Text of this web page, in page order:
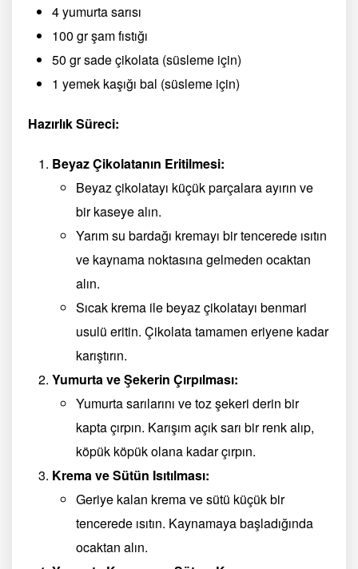
4 yumurta sarısı
100 gr şam fıstığı
50 gr sade çikolata (süsleme için)
1 yemek kaşığı bal (süsleme için)
Hazırlık Süreci:
Beyaz Çikolatanın Eritilmesi:
Beyaz çikolatayı küçük parçalara ayırın ve
bir kaseye alın.
Yarım su bardağı kremayı bir tencerede ısıtın
ve kaynama noktasına gelmeden ocaktan
alın.
Sıcak krema ile beyaz çikolatayı benmari
usulü eritin. Çikolata tamamen eriyene kadar
karıştırın.
Yumurta ve Şekerin Çırpılması:
Yumurta sarılarını ve toz şekeri derin bir
kapta çırpın. Karışım açık sarı bir renk alıp,
köpük köpük olana kadar çırpın.
Krema ve Sütün Isıtılması:
Geriye kalan krema ve sütü küçük bir
tencerede ısıtın. Kaynamaya başladığında
ocaktan alın.